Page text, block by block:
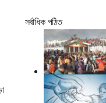
সর্বাধিক পঠিত